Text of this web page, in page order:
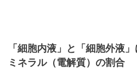
「細胞内液」と「細胞外液
ミネラル（電解質）の割合